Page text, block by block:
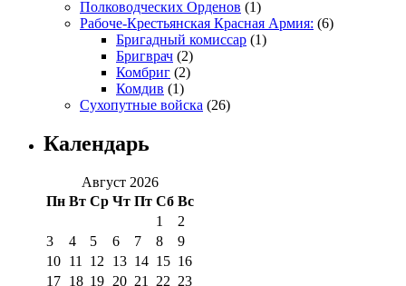
Полководческих Орденов (1)
Рабоче-Крестьянская Красная Армия: (6)
Бригадный комиссар (1)
Бригврач (2)
Комбриг (2)
Комдив (1)
Сухопутные войска (26)
Календарь
Август 2026
Пн Вт Ср Чт Пт Сб Вс
1
2
3
4 5 6 7 8
9
10 11 12 13 14 15 16
17 18 19 20 21 22 23